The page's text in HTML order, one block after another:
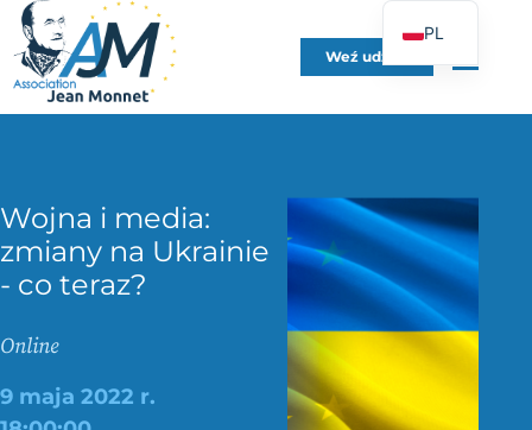
Weź udział
Wojna i media:
zmiany na Ukrainie
- co teraz?
Online
9 maja 2022 r.
PL
FR
EN
IT
PT
UK